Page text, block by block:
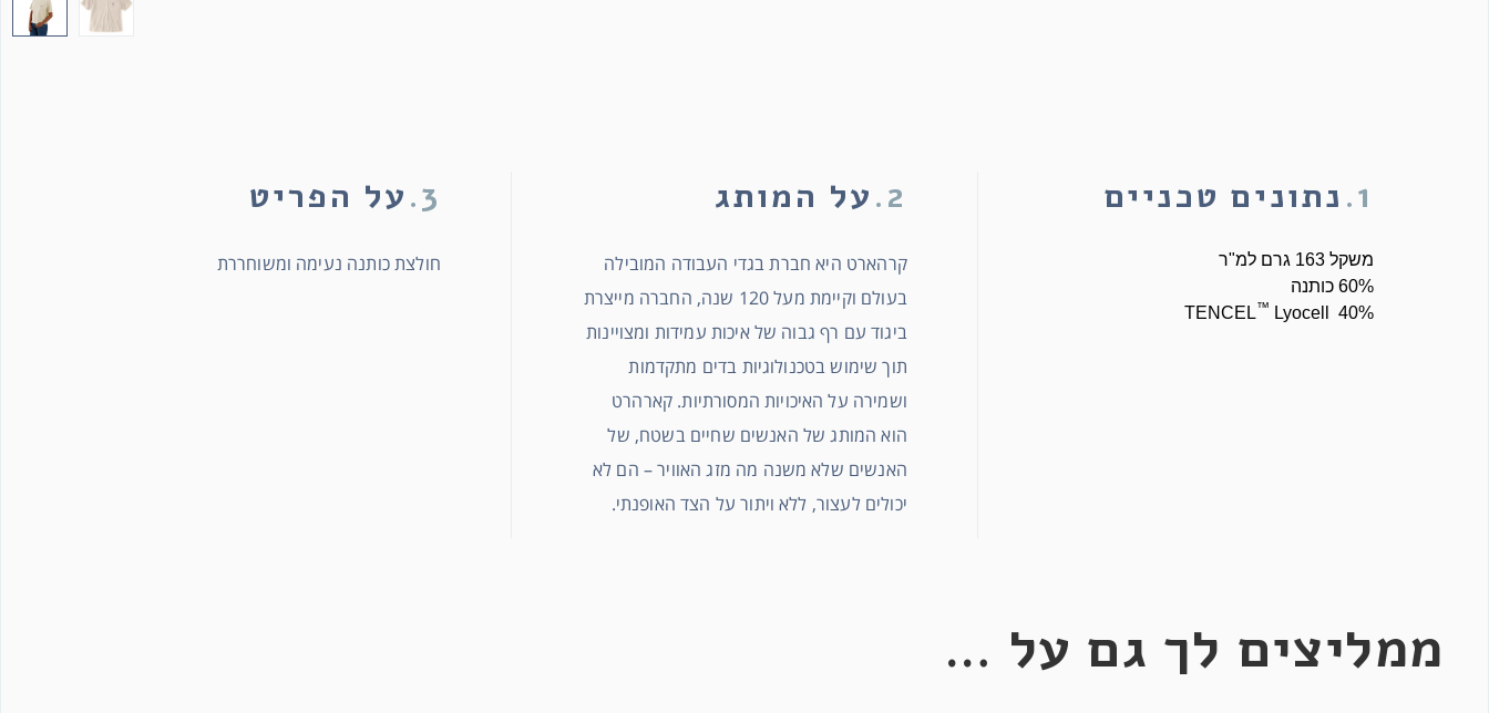
1. נתונים טכניים
משקל 163 גרם למ"ר
60% כותנה
40% TENCEL
™ Lyocell
2. על המותג
קרהארט היא חברת בגדי העבודה המובילה
בעולם וקיימת מעל 120 שנה, החברה מייצרת
ביגוד עם רף גבוה של איכות עמידות ומצויינות
תוך שימוש בטכנולוגיות בדים מתקדמות
ושמירה על האיכויות המסורתיות. קארהרט
הוא המותג של האנשים שחיים בשטח, של
האנשים שלא משנה מה מזג האוויר – הם לא
יכולים לעצור, ללא ויתור על הצד האופנתי.
3. על הפריט
חולצת כותנה נעימה ומשוחררת
ממליצים לך גם על …